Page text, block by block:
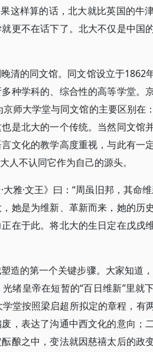
这样算的话，北大就比英国的牛
更不在话下了。北大不仅是中国
清的同文馆。同文馆设立于1862
种学科的、综合性的高等学堂。
师大学堂与同文馆的主要区别在
是北大的一个传统。当然同文馆
文化的教学高度重视，与此有一
人不认同它作为自己的源头。
雅·文王》曰：“周虽旧邦，其命
她是为维新、革新而来，她的历
在于此。将北大的生日定在戊戌
造的第一个关键步骤。大家知道
绪皇帝在短暂的“百日维新”里就
堂按照梁启超所拟定的章程，有
，表达了沟通中西文化的意向；
酿之中，变法就因慈禧太后的政